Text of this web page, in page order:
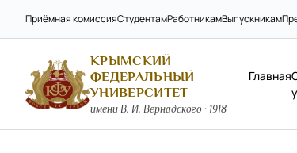
Приёмная комиссияСтудентамРаботникамВыпускникам
КРЫМСКИЙ
ФЕДЕРАЛЬНЫЙ
УНИВЕРСИТЕТ
имени В. И. Вернадского · 1918
Главная